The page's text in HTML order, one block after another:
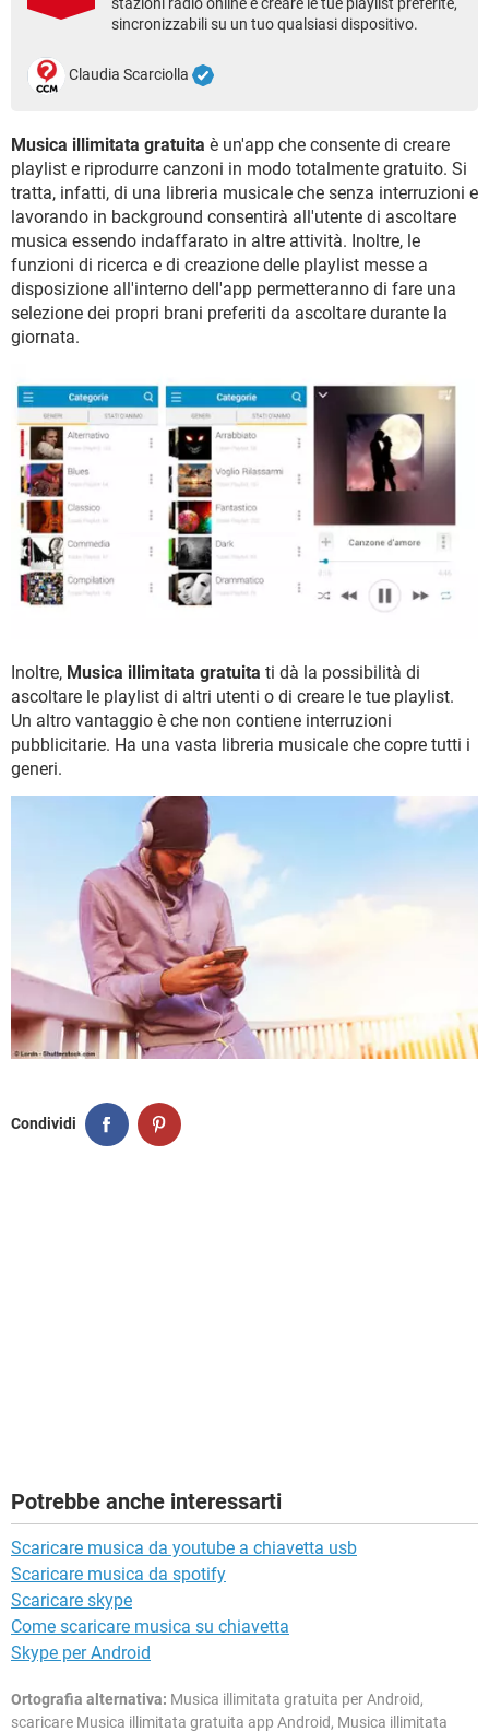
TIKTOK FACEBOOK
sincronizzabili su un tuo qualsiasi dispositivo.
Claudia Scarciolla
Musica illimitata gratuita è un'app che consente di creare
playlist e riprodurre canzoni in modo totalmente gratuito. Si
tratta, infatti, di una libreria musicale che senza interruzioni e
lavorando in background consentirà all'utente di ascoltare
musica essendo indaffarato in altre attività. Inoltre, le
funzioni di ricerca e di creazione delle playlist messe a
disposizione all'interno dell'app permetteranno di fare una
selezione dei propri brani preferiti da ascoltare durante la
giornata.
Inoltre, Musica illimitata gratuita ti dà la possibilità di
ascoltare le playlist di altri utenti o di creare le tue playlist.
Un altro vantaggio è che non contiene interruzioni
pubblicitarie. Ha una vasta libreria musicale che copre tutti i
generi.
Condividi
Potrebbe anche interessarti
Scaricare musica da youtube a chiavetta usb
Scaricare musica da spotify
Scaricare skype
Come scaricare musica su chiavetta
Skype per Android
Ortografia alternativa: Musica illimitata gratuita per Android,
scaricare Musica illimitata gratuita app Android, Musica illimitata